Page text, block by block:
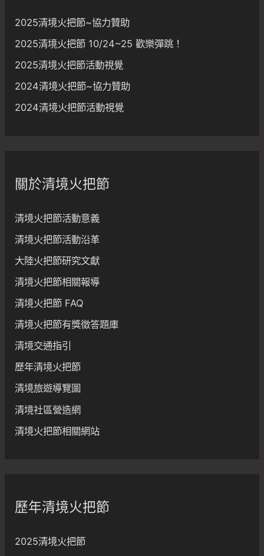
住
族
電
台
2025清境火把節~協力贊助
2025清境火把節 10/24~25 歡樂彈跳！
2025清境火把節活動視覺
2024清境火把節~協力贊助
2024清境火把節活動視覺
關於清境火把節
清境火把節活動意義
清境火把節活動沿革
大陸火把節研究文獻
清境火把節相關報導
清境火把節 FAQ
清境火把節有獎徵答題庫
清境交通指引
歷年清境火把節
清境旅遊導覽圖
清境社區營造網
清境火把節相關網站
歷年清境火把節
2025清境火把節